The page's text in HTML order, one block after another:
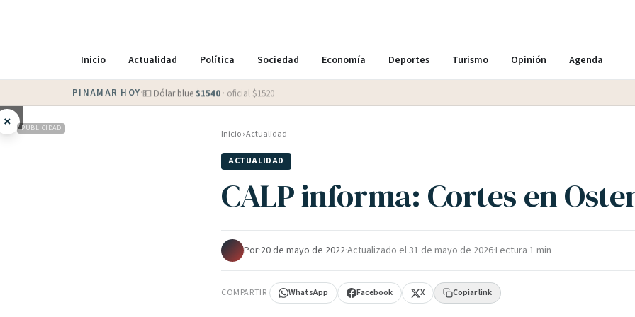
Inicio Actualidad Política Sociedad Economía Deportes Turismo Opinión Agenda
PINAMAR HOY·💵 Dólar blue $1540 · oficial $1520
× PUBLICIDAD Inicio›Actualidad
ACTUALIDAD
CALP informa: Cortes en
Por·20 de mayo de 2022·Actualizado el31 de mayo de 2026·Lectura 1 min
COMPARTIR WhatsApp Facebook X Copiar link